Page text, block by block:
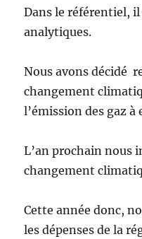
Dans le référentiel,
analytiques.
Nous avons décidé
changement
l’émission des gaz à
L’an prochain nous
changement
Cette année donc,
les dépenses de la